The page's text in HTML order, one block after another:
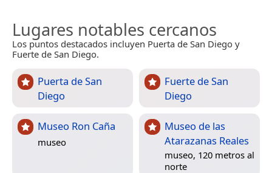
Lugares notables cercanos
Los puntos destacados incluyen Puerta de San Diego y
Fuerte de San Diego.
Puerta de San
Diego
Fuerte de San
Diego
Museo Ron Caña
museo
Museo de las
Atarazanas Reales
museo, 120 metros al
norte